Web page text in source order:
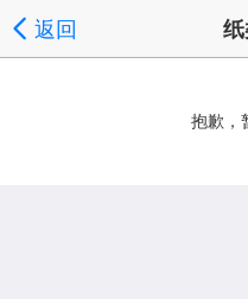
返回
抱歉，